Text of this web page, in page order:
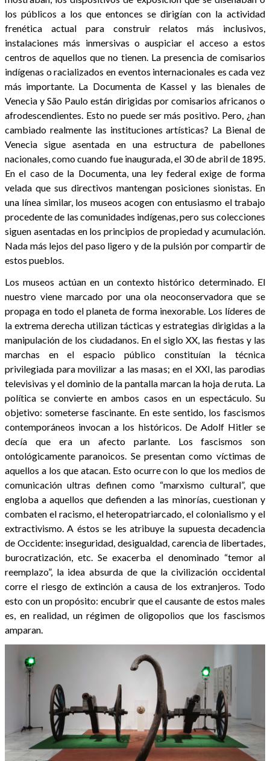
los públicos a los que entonces se dirigían con la actividad
frenética actual para construir relatos más inclusivos,
instalaciones más inmersivas o auspiciar el acceso a estos
centros de aquellos que no tienen. La presencia de comisarios
indígenas o racializados en eventos internacionales es cada vez
más importante. La Documenta de Kassel y las bienales de
Venecia y São Paulo están dirigidas por comisarios africanos o
afrodescendientes. Esto no puede ser más positivo. Pero, ¿han
cambiado realmente las instituciones artísticas? La Bienal de
Venecia sigue asentada en una estructura de pabellones
nacionales, como cuando fue inaugurada, el 30 de abril de 1895.
En el caso de la Documenta, una ley federal exige de forma
velada que sus directivos mantengan posiciones sionistas. En
una línea similar, los museos acogen con entusiasmo el trabajo
procedente de las comunidades indígenas, pero sus colecciones
siguen asentadas en los principios de propiedad y acumulación.
Nada más lejos del paso ligero y de la pulsión por compartir de
estos pueblos.
Los museos actúan en un contexto histórico determinado. El
nuestro viene marcado por una ola neoconservadora que se
propaga en todo el planeta de forma inexorable. Los líderes de
la extrema derecha utilizan tácticas y estrategias dirigidas a la
manipulación de los ciudadanos. En el siglo XX, las fiestas y las
marchas en el espacio público constituían la técnica
privilegiada para movilizar a las masas; en el XXI, las parodias
televisivas y el dominio de la pantalla marcan la hoja de ruta. La
política se convierte en ambos casos en un espectáculo. Su
objetivo: someterse fascinante. En este sentido, los fascismos
contemporáneos invocan a los históricos. De Adolf Hitler se
decía que era un afecto parlante. Los fascismos son
ontológicamente paranoicos. Se presentan como víctimas de
aquellos a los que atacan. Esto ocurre con lo que los medios de
comunicación ultras definen como “marxismo cultural”, que
engloba a aquellos que defienden a las minorías, cuestionan y
combaten el racismo, el heteropatriarcado, el colonialismo y el
extractivismo. A éstos se les atribuye la supuesta decadencia
de Occidente: inseguridad, desigualdad, carencia de libertades,
burocratización, etc. Se exacerba el denominado “temor al
reemplazo”, la idea absurda de que la civilización occidental
corre el riesgo de extinción a causa de los extranjeros. Todo
esto con un propósito: encubrir que el causante de estos males
es, en realidad, un régimen de oligopolios que los fascismos
amparan.